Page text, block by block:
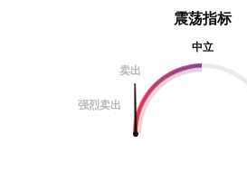
震荡指标
中立
卖出
强烈卖出